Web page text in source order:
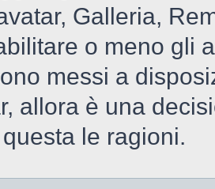
Galleria,
o meno gli
messi a
allora è una
le ragioni.